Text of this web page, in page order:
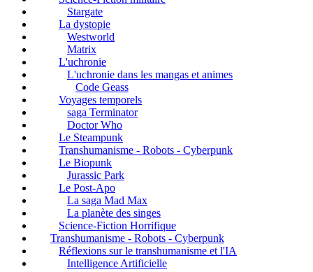
Stargate
La dystopie
Westworld
Matrix
L'uchronie
L'uchronie dans les mangas et animes
Code Geass
Voyages temporels
saga Terminator
Doctor Who
Le Steampunk
Transhumanisme - Robots - Cyberpunk
Le Biopunk
Jurassic Park
Le Post-Apo
La saga Mad Max
La planète des singes
Science-Fiction Horrifique
Transhumanisme - Robots - Cyberpunk
Réflexions sur le transhumanisme et l'IA
Intelligence Artificielle